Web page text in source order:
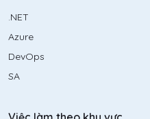
.NET
Azure
DevOps
SA